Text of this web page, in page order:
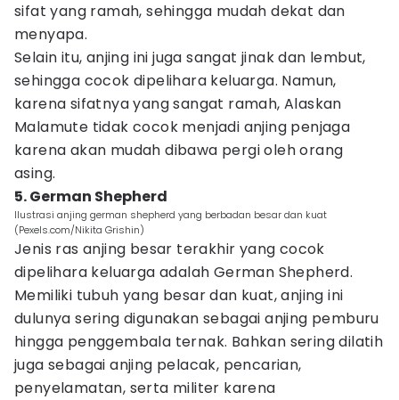
sifat yang ramah, sehingga mudah dekat dan
menyapa.
Selain itu, anjing ini juga sangat jinak dan lembut,
sehingga cocok dipelihara keluarga. Namun,
karena sifatnya yang sangat ramah, Alaskan
Malamute tidak cocok menjadi anjing penjaga
karena akan mudah dibawa pergi oleh orang
asing.
5. German Shepherd
Ilustrasi anjing german shepherd yang berbadan besar dan kuat
(Pexels.com/Nikita Grishin)
Jenis ras anjing besar terakhir yang cocok
dipelihara keluarga adalah German Shepherd.
Memiliki tubuh yang besar dan kuat, anjing ini
dulunya sering digunakan sebagai anjing pemburu
hingga penggembala ternak. Bahkan sering dilatih
juga sebagai anjing pelacak, pencarian,
penyelamatan, serta militer karena